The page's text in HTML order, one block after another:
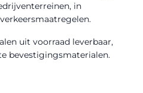
in
uit voorraad leverbaar,
bevestigingsmaterialen.